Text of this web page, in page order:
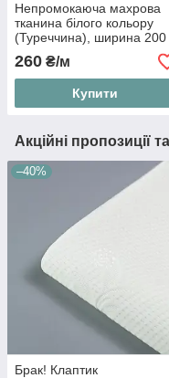
Непромокаюча махрова
тканина білого кольору
(Туреччина), ширина 200
см
260 ₴/м
Купити
Акційні пропозиції
–40%
Брак! Клаптик